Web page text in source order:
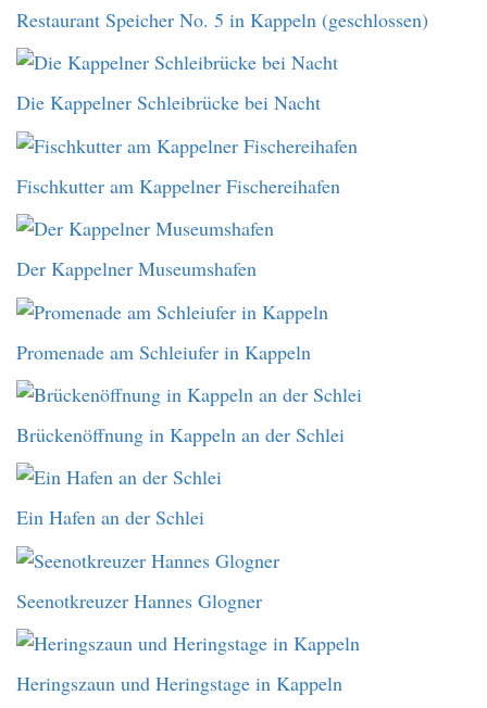
Restaurant Speicher No. 5 in Kappeln (geschlossen)
Die Kappelner Schleibrücke bei Nacht
Fischkutter am Kappelner Fischereihafen
Der Kappelner Museumshafen
Promenade am Schleiufer in Kappeln
Brückenöffnung in Kappeln an der Schlei
Ein Hafen an der Schlei
Seenotkreuzer Hannes Glogner
Heringszaun und Heringstage in Kappeln